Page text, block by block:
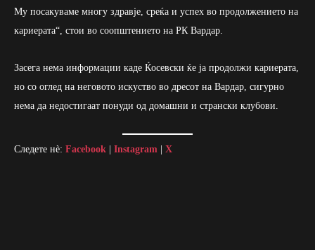
Му посакуваме многу здравје, среќа и успех во продолжението на
кариерата“, стои во соопштението на РК Вардар.
Засега нема информации каде Ќосевски ќе ја продолжи кариерата,
но со оглед на неговото искуство во дресот на Вардар, сигурно
нема да недостигаат понуди од домашни и странски клубови.
Следете нè: Facebook Instagram X